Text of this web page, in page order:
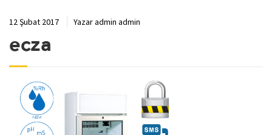
12 Şubat 2017 Yazaradmin admin
ecza